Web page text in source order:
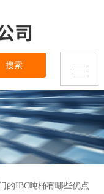
的IBC吨桶有哪些优点